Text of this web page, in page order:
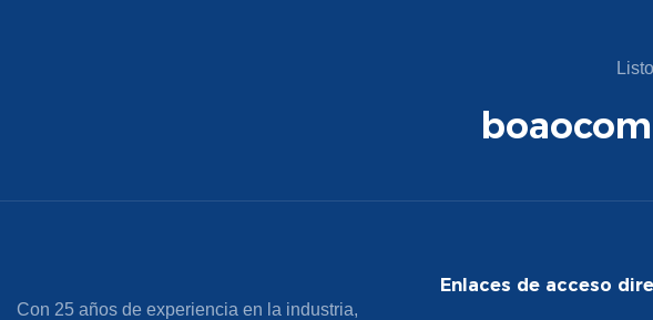
Con 25 años de experiencia en la industria,
Enlaces de acceso